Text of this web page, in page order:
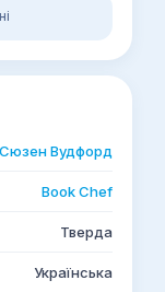
Сюзен Вудфорд
Book Chef
Тверда
Українська